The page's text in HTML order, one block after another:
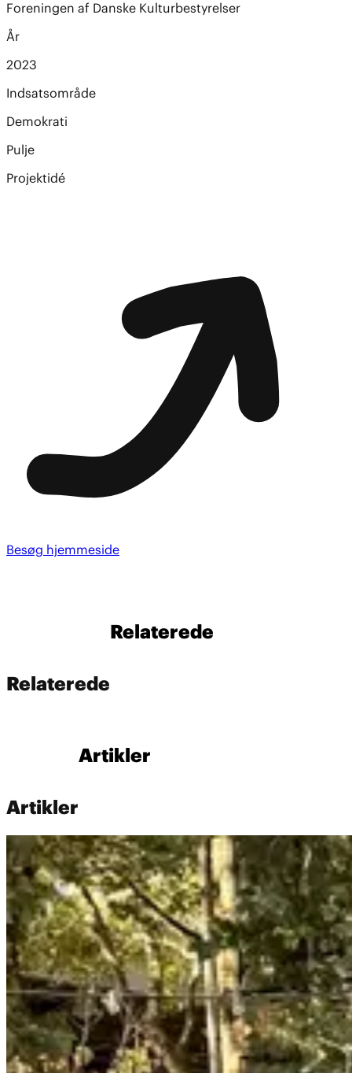
Foreningen af Danske Kulturbestyrelser
År
2023
Indsatsområde
Demokrati
Pulje
Projektidé
Besøg hjemmeside
Relaterede
Relaterede
Artikler
Artikler